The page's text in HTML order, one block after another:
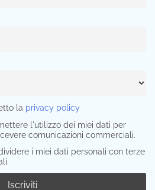
la privacy policy
l'utilizzo dei miei dati per
comunicazioni commerciali.
i miei dati personali con terze